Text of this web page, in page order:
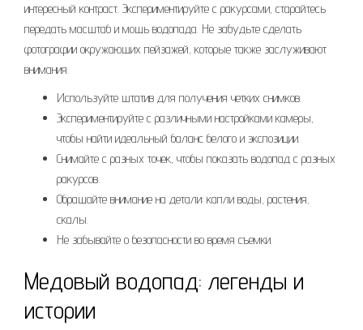
интересный контраст. Экспериментируйте с ракурсами, старайтесь
передать масштаб и мощь водопада. Не забудьте сделать
фотографии окружающих пейзажей, которые также заслуживают
внимания.
Используйте штатив для получения четких снимков.
Экспериментируйте с различными настройками камеры,
чтобы найти идеальный баланс белого и экспозиции.
Снимайте с разных точек, чтобы показать водопад с разных
ракурсов.
Обращайте внимание на детали: капли воды, растения,
скалы.
Не забывайте о безопасности во время съемки.
Медовый водопад: легенды и
истории